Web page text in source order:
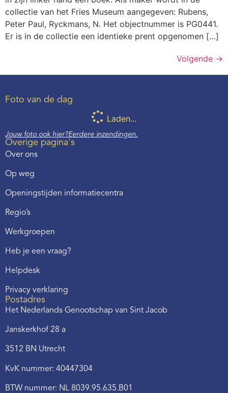
collectie van het Fries Museum aangegeven: Rubens,
Peter Paul, Ryckmans, N. Het objectnummer is PG0441.
Er is in de collectie een identieke prent opgenomen […]
Volgende →
Foto van de dag
Laden...
Jouw foto ook hier?Eerdere inzendingen.
Overige pagina's
Over ons
Op weg
Openingstijden informatiecentra
Regio’s
Werkgroepen
Heb je een vraag?
Helpdesk
Privacy verklaring
Postadres
Het Nederlands Genootschap van Sint Jacob
Janskerkhof 28 a
3512 BN Utrecht
KvK nummer: 40447304
BTW nummer: NL 8039.95.635.B01